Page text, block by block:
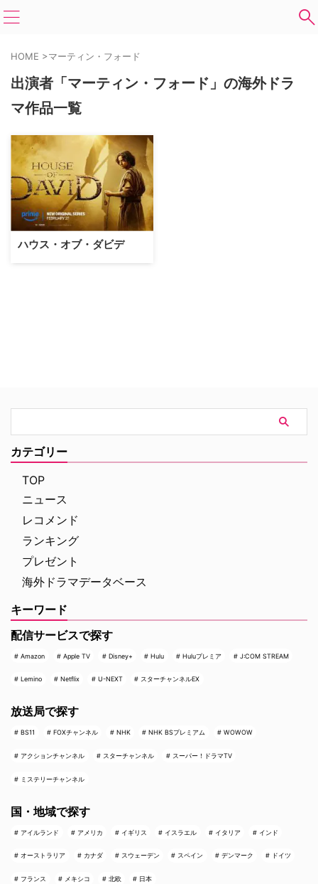
HOME >マーティン・フォード
出演者「マーティン・フォード」の海外ドラ
マ作品一覧
ハウス・オブ・ダビデ
カテゴリー
TOP
ニュース
レコメンド
ランキング
プレゼント
海外ドラマデータベース
キーワード
配信サービスで探す
Amazon Apple TV Disney+ Hulu Huluプレミア J:COM STREAM
Lemino Netflix U-NEXT スターチャンネルEX
放送局で探す
BS11 FOXチャンネル NHK NHK BSプレミアム WOWOW
アクションチャンネル スターチャンネル スーパー！ドラマTV
ミステリーチャンネル
国・地域で探す
アイルランド アメリカ イギリス イスラエル イタリア インド
オーストラリア カナダ スウェーデン スペイン デンマーク ドイツ
フランス メキシコ 北欧 日本